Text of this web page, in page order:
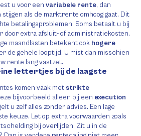
u voor een variabele rente, dan
als de marktrente omhoog gaat. Dit
betalingsproblemen. Soms betaalt u bij
door extra afsluit- of administratiekosten.
maandlasten betekent ook hogere
de gehele looptijd. U mist dan misschien
rente lang vastzet.
lettertjes bij de laagste
komen vaak met strikte
bijvoorbeeld alleen bij een execution
u zelf alles zonder advies. Een lage
keuze. Let op extra voorwaarden zoals
bij overlijden. Zit u in de